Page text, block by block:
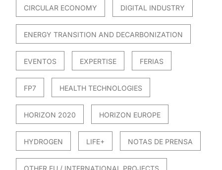
CIRCULAR ECONOMY DIGITAL INDUSTRY
ENERGY TRANSITION AND DECARBONIZATION
EVENTOS EXPERTISE FERIAS
FP7 HEALTH TECHNOLOGIES
HORIZON 2020 HORIZON EUROPE
HYDROGEN LIFE+ NOTAS DE PRENSA
OTHER EU / INTERNATIONAL PROJECTS